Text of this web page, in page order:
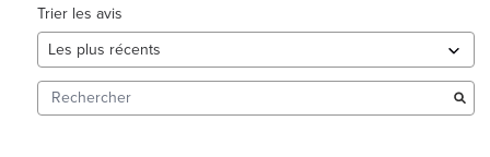
Trier les avis